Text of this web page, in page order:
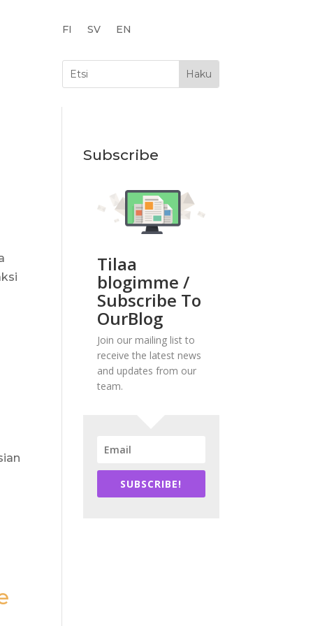
FI SV EN
Subscribe
Tilaa
blogimme /
Subscribe To
OurBlog
Join our mailing list to
receive the latest news
and updates from our
team.
SUBSCRIBE!